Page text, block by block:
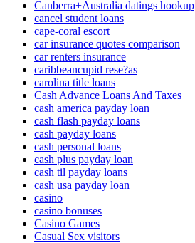
Canberra+Australia datings hookup
cancel student loans
cape-coral escort
car insurance quotes comparison
car renters insurance
caribbeancupid rese?as
carolina title loans
Cash Advance Loans And Taxes
cash america payday loan
cash flash payday loans
cash payday loans
cash personal loans
cash plus payday loan
cash til payday loans
cash usa payday loan
casino
casino bonuses
Casino Games
Casual Sex visitors